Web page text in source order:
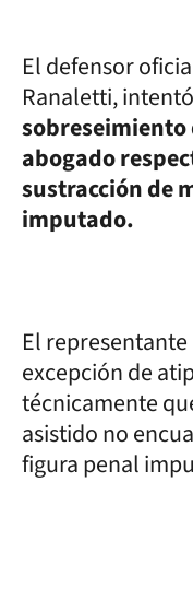
El defensor
Ranaletti,
abogado
sustracción de
imputado.
El
excepción de
técnicamente
asistido no
figura penal